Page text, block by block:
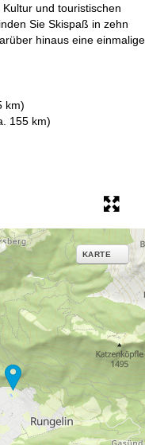
und touristischen
Sie Skispaß in zehn
hinaus eine einmalige
km)
155 km)
KARTE